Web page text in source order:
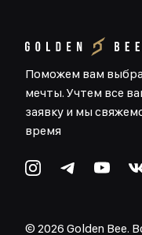
Поможем вам
мечты. Учтем все
заявку и мы
время
© 2026 Golden Bee.